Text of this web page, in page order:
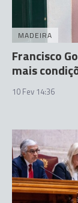
MADEIRA
Francisco
mais
10 Fev 14:36